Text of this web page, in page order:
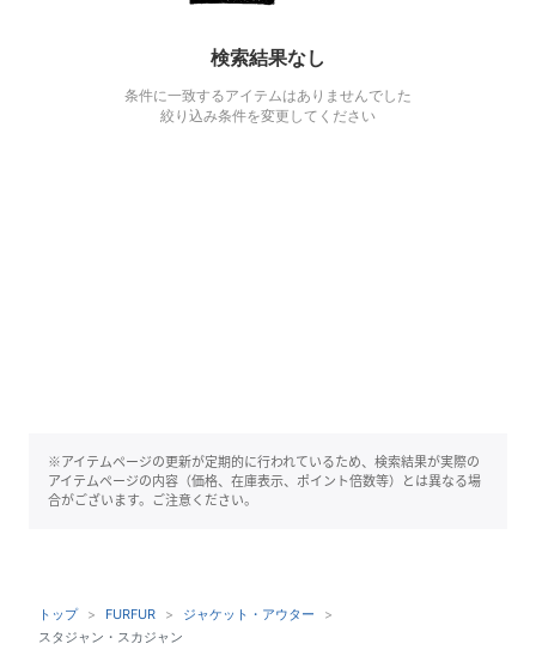
検索結果なし
条件に一致するアイテムはありませんでした
絞り込み条件を変更してください
※アイテムページの更新が定期的に行われているため、検索結果が実際の
アイテムページの内容（価格、在庫表示、ポイント倍数等）とは異なる場
合がございます。ご注意ください。
トップ FURFUR
ジャケット・アウター
スタジャン・スカジャン